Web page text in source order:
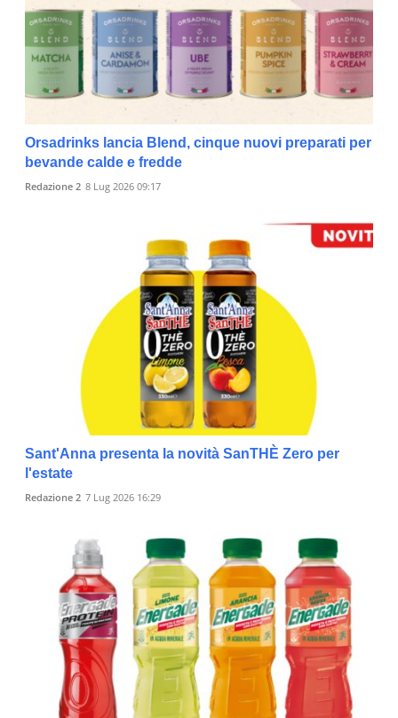
Orsadrinks lancia Blend, cinque nuovi preparati per
bevande calde e fredde
Redazione 2 8 Lug 2026 09:17
Sant'Anna presenta la novità SanTHÈ Zero per
l'estate
Redazione 2 7 Lug 2026 16:29